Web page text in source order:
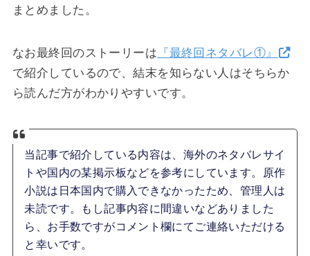
まとめました。
なお最終回のストーリーは 『最終回ネタバレ①』
で紹介しているので、結末を知らない人はそちらか
ら読んだ方がわかりやすいです。
当記事で紹介している内容は、海外のネタバレサイ
トや国内の某掲示板などを参考にしています。原作
小説は日本国内で購入できなかったため、管理人は
未読です。もし記事内容に間違いなどありました
ら、お手数ですがコメント欄にてご連絡いただける
と幸いです。